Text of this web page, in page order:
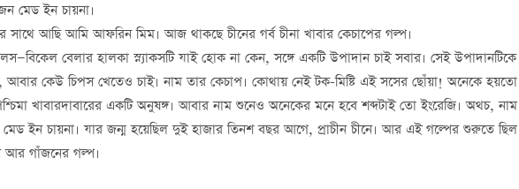
মেড ইন চায়না।
আছি আমি আফরিন মিম। আজ থাকছে চীনের গর্ব চীনা খাবার কেচাপের গল্প।
বেলার হালকা স্ন্যাকসটি যাই হোক না কেন, সঙ্গে একটি উপাদান চাই সবার। সেই উপাদানটিকে
আবার কেউ চিপস খেতেও চাই। নাম তার কেচাপ। কোথায় নেই টক-মিষ্টি এই সসের ছোঁয়া! অনেকে হয়তো
খাবারদাবারের একটি অনুষঙ্গ। আবার নাম শুনেও অনেকের মনে হবে শব্দটাই তো ইংরেজি। অথচ, নাম
ইন চায়না। যার জন্ম হয়েছিল দুই হাজার তিনশ বছর আগে, প্রাচীন চীনে। আর এই গল্পের শুরুতে ছিল
আর গাঁজনের গল্প।